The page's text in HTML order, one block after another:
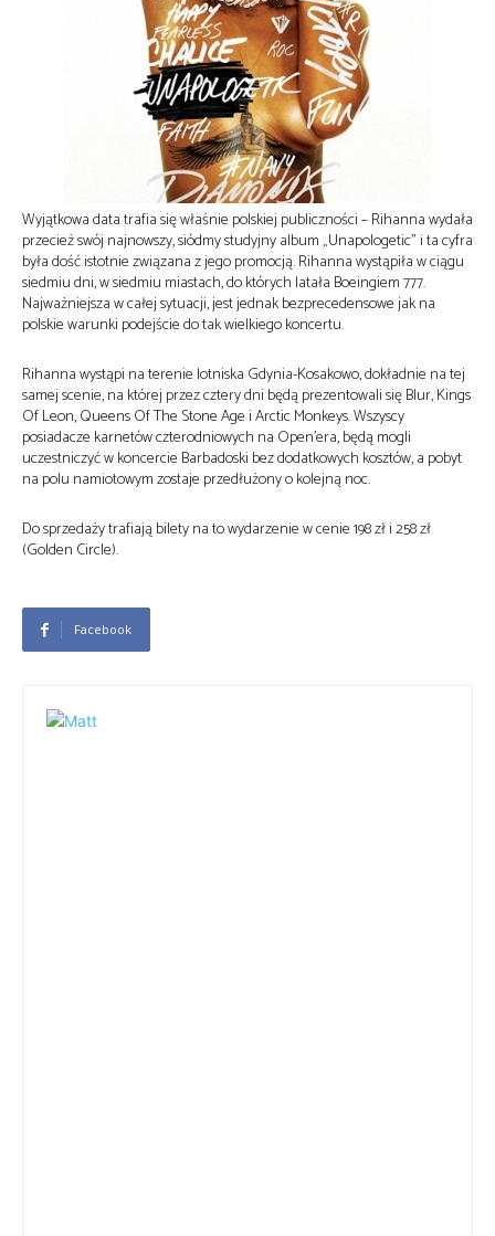
Wyjątkowa data trafia się właśnie polskiej publiczności – Rihanna wydała
przecież swój najnowszy, siódmy studyjny album „Unapologetic” i ta cyfra
była dość istotnie związana z jego promocją. Rihanna wystąpiła w ciągu
siedmiu dni, w siedmiu miastach, do których latała Boeingiem 777.
Najważniejsza w całej sytuacji, jest jednak bezprecedensowe jak na
polskie warunki podejście do tak wielkiego koncertu.
Rihanna wystąpi na terenie lotniska Gdynia-Kosakowo, dokładnie na tej
samej scenie, na której przez cztery dni będą prezentowali się Blur, Kings
Of Leon, Queens Of The Stone Age i Arctic Monkeys. Wszyscy
posiadacze karnetów czterodniowych na Open’era, będą mogli
uczestniczyć w koncercie Barbadoski bez dodatkowych kosztów, a pobyt
na polu namiotowym zostaje przedłużony o kolejną noc.
Do sprzedaży trafiają bilety na to wydarzenie w cenie 198 zł i 258 zł
(Golden Circle).
Facebook